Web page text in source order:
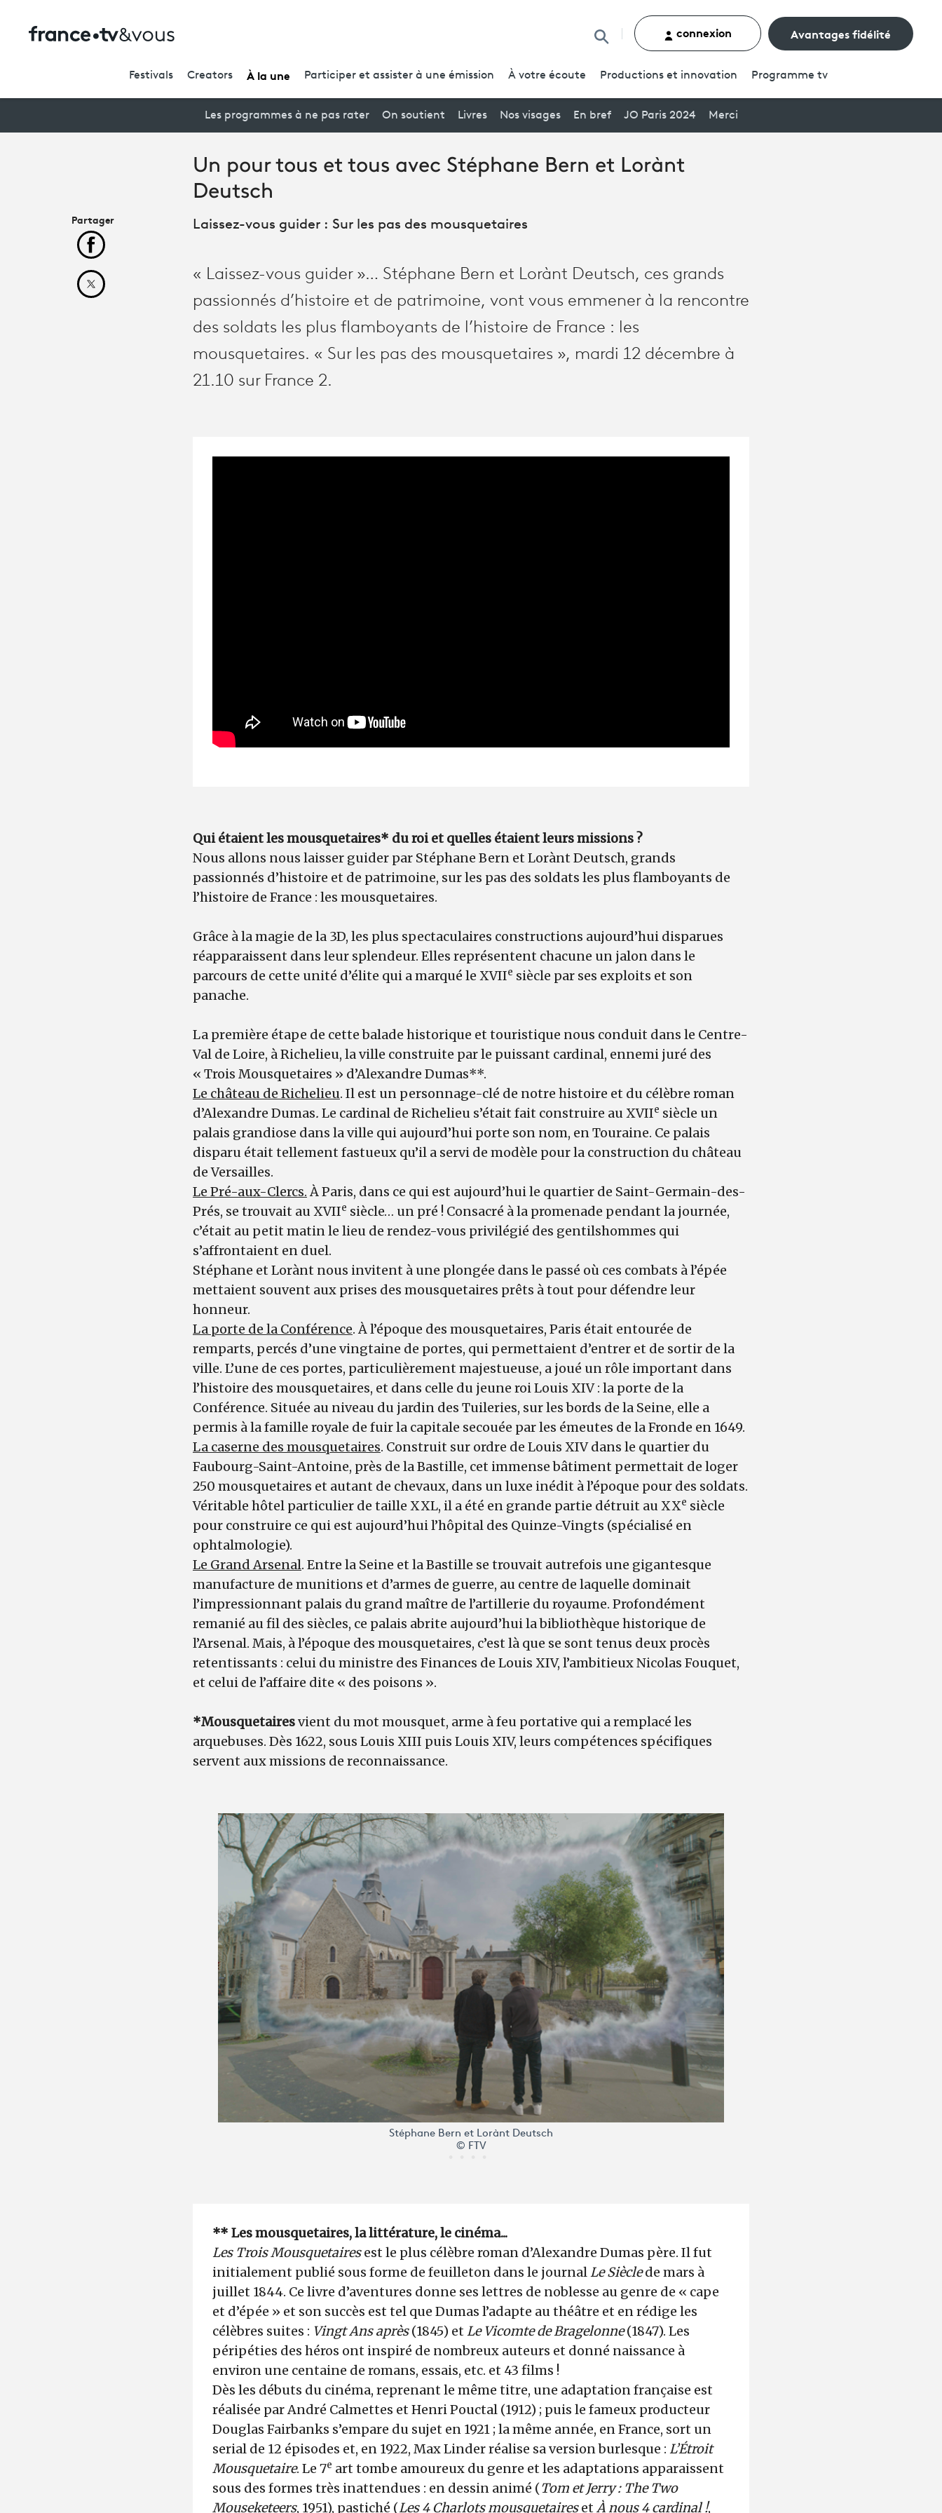
Rechercher un contenu
connexion Avantages fidélité
Festivals Creators À la une Participer et assister à une émission À votre écoute Productions et innovation Programme tv
Les programmes à ne pas rater On soutient Livres Nos visages En bref JO Paris 2024 Merci
Un pour tous et tous avec Stéphane Bern et Lorànt
Deutsch
Laissez-vous guider : Sur les pas des mousquetaires
« Laissez-vous guider »… Stéphane Bern et Lorànt Deutsch, ces grands
passionnés d’histoire et de patrimoine, vont vous emmener à la rencontre
des soldats les plus flamboyants de l’histoire de France : les
mousquetaires. « Sur les pas des mousquetaires », mardi 12 décembre à
21.10 sur France 2.
Qui étaient les mousquetaires* du roi et quelles étaient leurs missions ?
Nous allons nous laisser guider par Stéphane Bern et Lorànt Deutsch, grands
passionnés d’histoire et de patrimoine, sur les pas des soldats les plus flamboyants de
l’histoire de France : les mousquetaires.
Grâce à la magie de la 3D, les plus spectaculaires constructions aujourd’hui disparues
réapparaissent dans leur splendeur. Elles représentent chacune un jalon dans le
parcours de cette unité d’élite qui a marqué le XVIIe siècle par ses exploits et son
panache.
La première étape de cette balade historique et touristique nous conduit dans le Centre-
Val de Loire, à Richelieu, la ville construite par le puissant cardinal, ennemi juré des
« Trois Mousquetaires » d’Alexandre Dumas**.
Le château de Richelieu. Il est un personnage-clé de notre histoire et du célèbre roman
d’Alexandre Dumas. Le cardinal de Richelieu s’était fait construire au XVIIe siècle un
palais grandiose dans la ville qui aujourd’hui porte son nom, en Touraine. Ce palais
disparu était tellement fastueux qu’il a servi de modèle pour la construction du château
de Versailles.
Le Pré-aux-Clercs.À Paris, dans ce qui est aujourd’hui le quartier de Saint-Germain-des-
Prés, se trouvait au XVIIe siècle… un pré ! Consacré à la promenade pendant la journée,
c’était au petit matin le lieu de rendez-vous privilégié des gentilshommes qui
s’affrontaient en duel.
Stéphane et Lorànt nous invitent à une plongée dans le passé où ces combats à l’épée
mettaient souvent aux prises des mousquetaires prêts à tout pour défendre leur
honneur.
La porte de la Conférence. À l’époque des mousquetaires, Paris était entourée de
remparts, percés d’une vingtaine de portes, qui permettaient d’entrer et de sortir de la
ville. L’une de ces portes, particulièrement majestueuse, a joué un rôle important dans
l’histoire des mousquetaires, et dans celle du jeune roi Louis XIV : la porte de la
Conférence. Située au niveau du jardin des Tuileries, sur les bords de la Seine, elle a
permis à la famille royale de fuir la capitale secouée par les émeutes de la Fronde en 1649.
La caserne des mousquetaires. Construit sur ordre de Louis XIV dans le quartier du
Faubourg-Saint-Antoine, près de la Bastille, cet immense bâtiment permettait de loger
250 mousquetaires et autant de chevaux, dans un luxe inédit à l’époque pour des soldats.
Véritable hôtel particulier de taille XXL, il a été en grande partie détruit au XXe siècle
pour construire ce qui est aujourd’hui l’hôpital des Quinze-Vingts (spécialisé en
ophtalmologie).
Le Grand Arsenal. Entre la Seine et la Bastille se trouvait autrefois une gigantesque
manufacture de munitions et d’armes de guerre, au centre de laquelle dominait
l’impressionnant palais du grand maître de l’artillerie du royaume. Profondément
remanié au fil des siècles, ce palais abrite aujourd’hui la bibliothèque historique de
l’Arsenal. Mais, à l’époque des mousquetaires, c’est là que se sont tenus deux procès
retentissants : celui du ministre des Finances de Louis XIV, l’ambitieux Nicolas Fouquet,
et celui de l’affaire dite « des poisons ».
*Mousquetairesvient du mot mousquet, arme à feu portative qui a remplacé les
arquebuses. Dès 1622, sous Louis XIII puis Louis XIV, leurs compétences spécifiques
servent aux missions de reconnaissance.
Stéphane Bern et Lorànt Deutsch
© FTV
** Les mousquetaires, la littérature, le cinéma...
Les Trois Mousquetairesest le plus célèbre roman d’Alexandre Dumas père. Il fut
initialement publié sous forme de feuilleton dans le journalLe Sièclede mars à
juillet 1844. Ce livre d’aventures donne ses lettres de noblesse au genre de « cape
et d’épée » et son succès est tel que Dumas l’adapte au théâtre et en rédige les
célèbres suites : Vingt Ans après(1845) et Le Vicomte de Bragelonne(1847). Les
péripéties des héros ont inspiré de nombreux auteurs et donné naissance à
environ une centaine de romans, essais, etc. et 43 films !
Dès les débuts du cinéma, reprenant le même titre, une adaptation française est
réalisée par André Calmettes et Henri Pouctal (1912) ; puis le fameux producteur
Douglas Fairbanks s’empare du sujet en 1921 ; la même année, en France, sort un
serial de 12 épisodes et, en 1922, Max Linder réalise sa version burlesque : L’Étroit
Mousquetaire. Le 7e art tombe amoureux du genre et les adaptations apparaissent
sous des formes très inattendues : en dessin animé (Tom et Jerry : The Two
Mouseketeers, 1951), pastiché (Les 4 Charlots mousquetaireset À nous 4 cardinal !,
Partager
Partager cet article sur Facebook
Partager cet article sur X